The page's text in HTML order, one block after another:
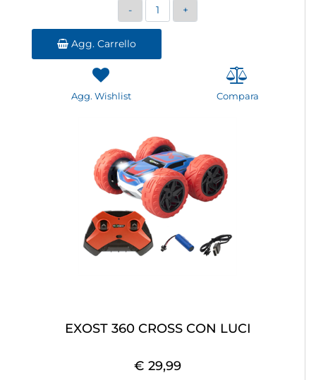
Quantità
Agg. Carrello
Agg. Wishlist Compara
EXOST 360 CROSS CON LUCI
€ 29,99